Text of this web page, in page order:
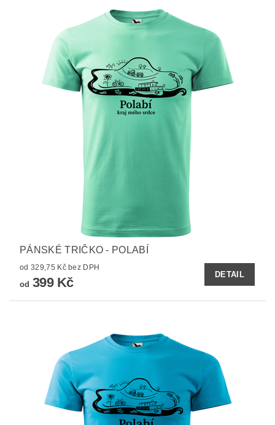
PÁNSKÉ TRIČKO - POLABÍ
od 329,75 Kč bez DPH
od 399 Kč
DETAIL